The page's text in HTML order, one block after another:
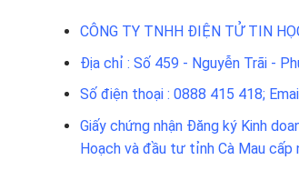
CÔNG TY TNHH ĐIỆN TỬ TIN
Địa chỉ : Số 459 - Nguyễn Trãi -
Số điện thoại : 0888 415 418;
Giấy chứng nhận Đăng ký Kinh
Hoạch và đầu tư tỉnh Cà Mau